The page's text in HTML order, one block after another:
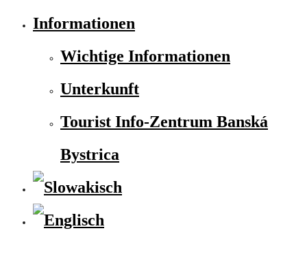
Informationen
Wichtige Informationen
Unterkunft
Tourist Info-Zentrum Banská
Bystrica